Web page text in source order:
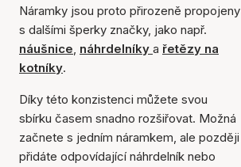
Náramky jsou proto přirozeně propojeny
s dalšími šperky značky, jako např.
náušnice, náhrdelníky a řetězy na
kotníky.
Díky této konzistenci můžete svou
sbírku časem snadno rozšiřovat. Možná
začnete s jedním náramkem, ale později
přidáte odpovídající náhrdelník nebo